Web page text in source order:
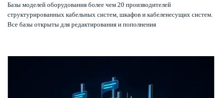
Базы моделей оборудования более чем 20 производителей
структурированных кабельных систем, шкафов и кабеленесущих систем.
Все базы открыты для редактирования и пополнения